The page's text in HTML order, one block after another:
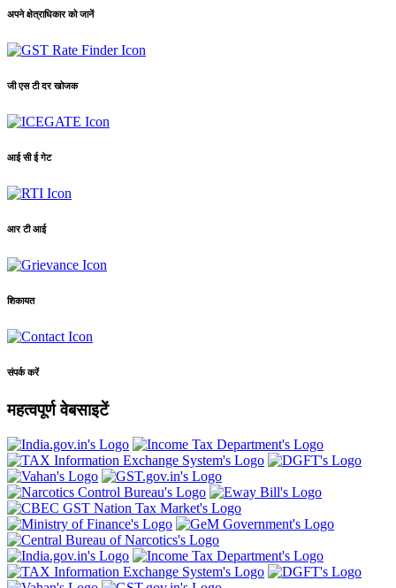
अपने क्षेत्राधिकार को जानें
जी एस टी दर खोजक
आई सी ई गेट
आर टी आई
शिकायत
संपर्क करें
महत्वपूर्ण वेबसाइटें